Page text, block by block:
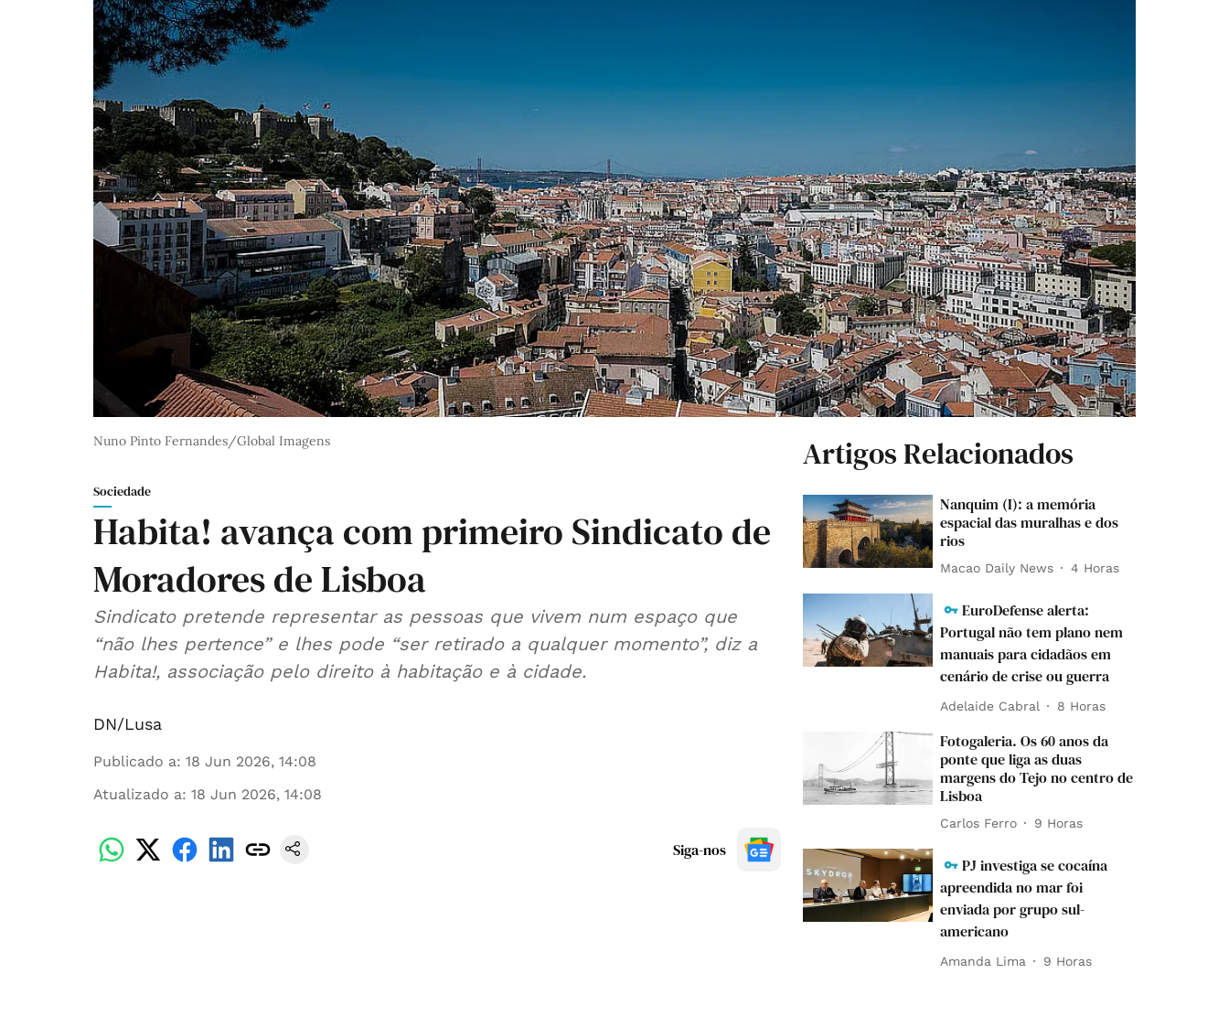
Nuno Pinto Fernandes/Global Imagens
Sociedade
Habita! avança com primeiro Sindicato de
Moradores de Lisboa
Sindicato pretende representar as pessoas que vivem num espaço que
“não lhes pertence” e lhes pode “ser retirado a qualquer momento”, diz a
Habita!, associação pelo direito à habitação e à cidade.
DN/Lusa
Publicado a: 18 Jun 2026, 14:08
Atualizado a: 18 Jun 2026, 14:08
Siga-nos
Artigos Relacionados
Nanquim (I): a memória
espacial das muralhas e dos
rios
Macao Daily News 4 Horas
EuroDefense alerta:
Portugal não tem plano nem
manuais para cidadãos em
cenário de crise ou guerra
Adelaide Cabral 8 Horas
Fotogaleria. Os 60 anos da
ponte que liga as duas
margens do Tejo no centro de
Lisboa
Carlos Ferro 9 Horas
PJ investiga se cocaína
apreendida no mar foi
enviada por grupo sul-
americano
Amanda Lima 9 Horas